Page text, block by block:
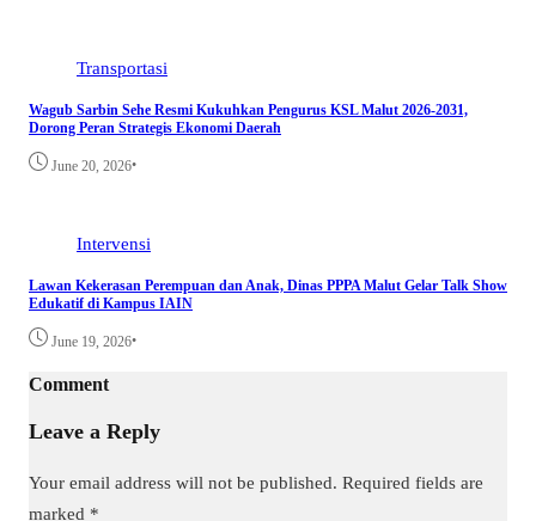
Transportasi
Wagub Sarbin Sehe Resmi Kukuhkan Pengurus KSL Malut 2026-2031,
Dorong Peran Strategis Ekonomi Daerah
June 20, 2026•
Intervensi
Lawan Kekerasan Perempuan dan Anak, Dinas PPPA Malut Gelar Talk Show
Edukatif di Kampus IAIN
June 19, 2026•
Comment
Leave a Reply
Your email address will not be published. Required fields are
marked *